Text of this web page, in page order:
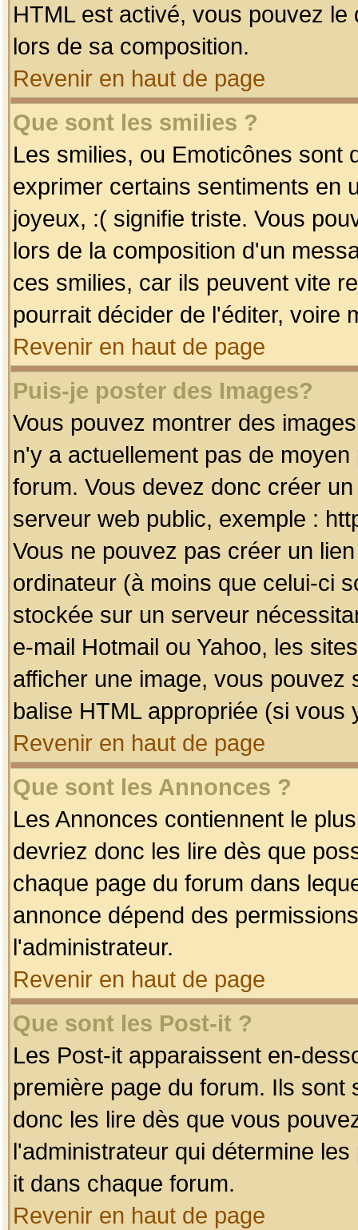
HTML est activé, vous pouvez
lors de sa composition.
Revenir en haut de page
Que sont les smilies ?
Les smilies, ou Emoticônes sont
exprimer certains sentiments en
joyeux, :( signifie triste. Vous
lors de la composition d'un
ces smilies, car ils peuvent vite
pourrait décider de l'éditer, voire
Revenir en haut de page
Puis-je poster des Images?
Vous pouvez montrer des
n'y a actuellement pas de
forum. Vous devez donc créer
serveur web public, exemple :
Vous ne pouvez pas créer un
ordinateur (à moins que celui-ci
stockée sur un serveur
e-mail Hotmail ou Yahoo, les
afficher une image, vous pouvez
balise HTML appropriée (si vous
Revenir en haut de page
Que sont les Annonces ?
Les Annonces contiennent le
devriez donc les lire dès que
chaque page du forum dans
annonce dépend des
l'administrateur.
Revenir en haut de page
Que sont les Post-it ?
Les Post-it apparaissent en-
première page du forum. Ils
donc les lire dès que vous
l'administrateur qui détermine
it dans chaque forum.
Revenir en haut de page